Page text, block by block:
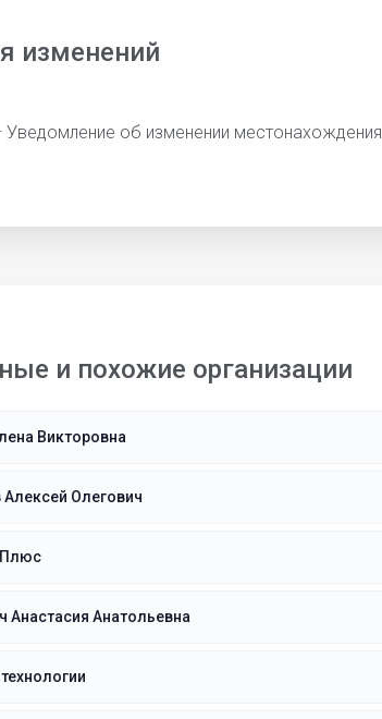
изменений
об изменении местонахождения
и похожие организации
Викторовна
Олегович
Анатольевна